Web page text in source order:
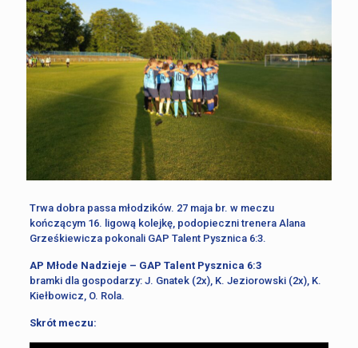
Trwa dobra passa młodzików. 27 maja br. w meczu
kończącym 16. ligową kolejkę, podopieczni trenera Alana
Grześkiewicza pokonali GAP Talent Pysznica 6:3.
AP Młode Nadzieje – GAP Talent Pysznica 6:3
bramki dla gospodarzy: J. Gnatek (2x), K. Jeziorowski (2x), K.
Kiełbowicz, O. Rola.
Skrót meczu: